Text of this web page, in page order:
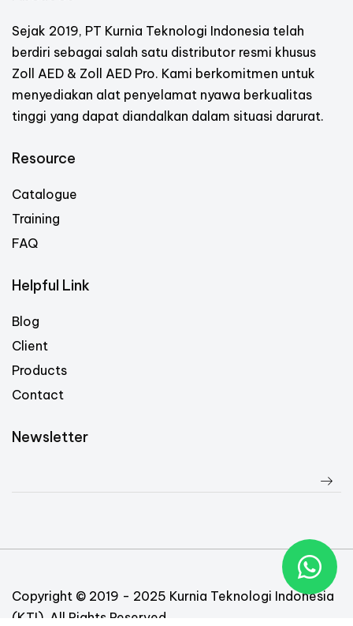
Sejak 2019, PT Kurnia Teknologi Indonesia telah
berdiri sebagai salah satu distributor resmi khusus
Zoll AED & Zoll AED Pro. Kami berkomitmen untuk
menyediakan alat penyelamat nyawa berkualitas
tinggi yang dapat diandalkan dalam situasi darurat.
Resource
Catalogue
Training
FAQ
Helpful Link
Blog
Client
Products
Contact
Newsletter
Copyright © 2019 - 2025 Kurnia Teknologi Indonesia
(KTI). All Rights Reserved